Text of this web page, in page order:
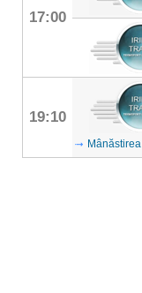
17:00
19:10
Mânăstirea